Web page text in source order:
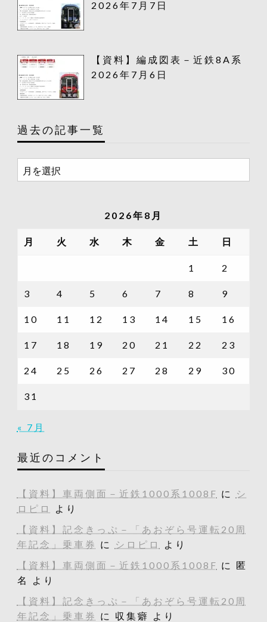
2026年7月7日
【資料】編成図表－近鉄8A系
2026年7月6日
過去の記事一覧
過
去
一
2026年8月
月 火 水 木 金 土 日
1 2
3 4 5 6 7 8 9
10 11 12 13 14 15 16
17 18 19 20 21 22 23
24 25 26 27 28 29 30
31
« 7月
最近のコメント
【資料】車両側面－近鉄1000系1008F に
シ
ロピロ
より
【資料】記念きっぷ－「あおぞら号運転20周
年記念」乗車券 に シロピロ
より
【資料】車両側面－近鉄1000系1008F に 匿
名
より
【資料】記念きっぷ－「あおぞら号運転20周
年記念」乗車券 に 収集癖 より